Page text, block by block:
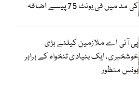
کی مد میں فی یونٹ 75 پیسے اضافہ
پی آئی اے ملازمین کیلئے بڑی
خوشخبری، ایک بنیادی تنخواہ کے برابر
بونس منظور